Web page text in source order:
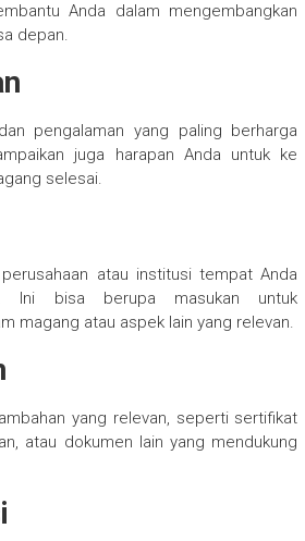
Anda dalam mengembangkan
depan.
pengalaman yang paling berharga
juga harapan Anda untuk ke
selesai.
atau institusi tempat Anda
Ini bisa berupa masukan untuk
magang atau aspek lain yang relevan.
yang relevan, seperti sertifikat
atau dokumen lain yang mendukung